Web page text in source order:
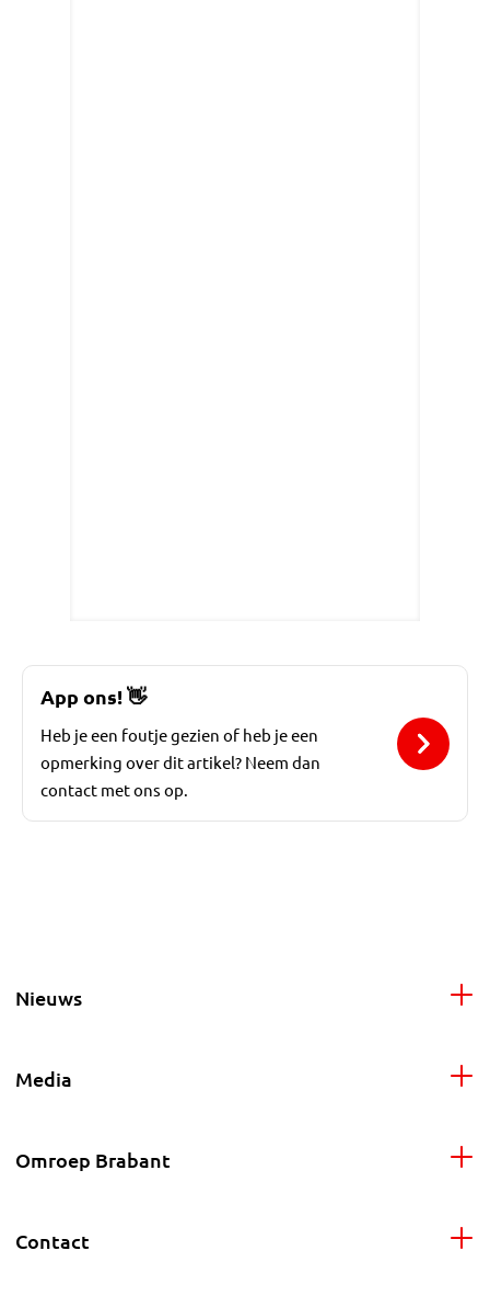
App ons!👋
Heb je een foutje gezien of heb je een
opmerking over dit artikel? Neem dan
contact met ons op.
Nieuws
Media
Omroep Brabant
Contact